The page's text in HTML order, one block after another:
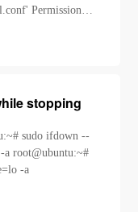
stopping
sudo ifdown --
root@ubuntu:~#
-a